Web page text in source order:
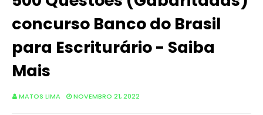
concurso Banco do Brasil
para Escriturário - Saiba
Mais
MATOS LIMA NOVEMBRO 21, 2022